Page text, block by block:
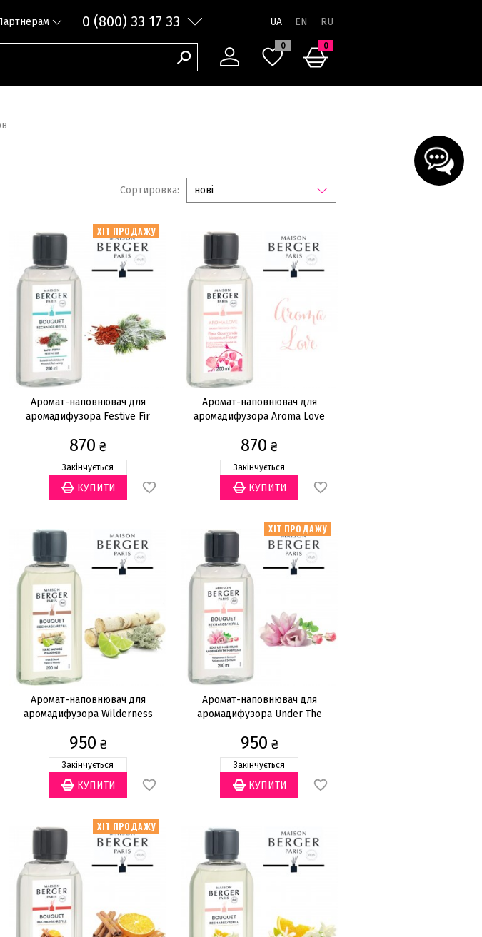
0 (800) 33 17 33 UA
0 0
Сортировка: нові
ХІТ ПРОДАЖУ
Аромат-наповнювач для
аромадифузора Festive Fir
870 ₴
Закінчується
Аромат-наповнювач для
аромадифузора Aroma Love
870 ₴
Закінчується
Аромат-наповнювач для
аромадифузора Wilderness
950 ₴
Закінчується
ХІТ ПРОДАЖУ
Аромат-наповнювач для
аромадифузора Under The
950 ₴
Закінчується
ХІТ ПРОДАЖУ